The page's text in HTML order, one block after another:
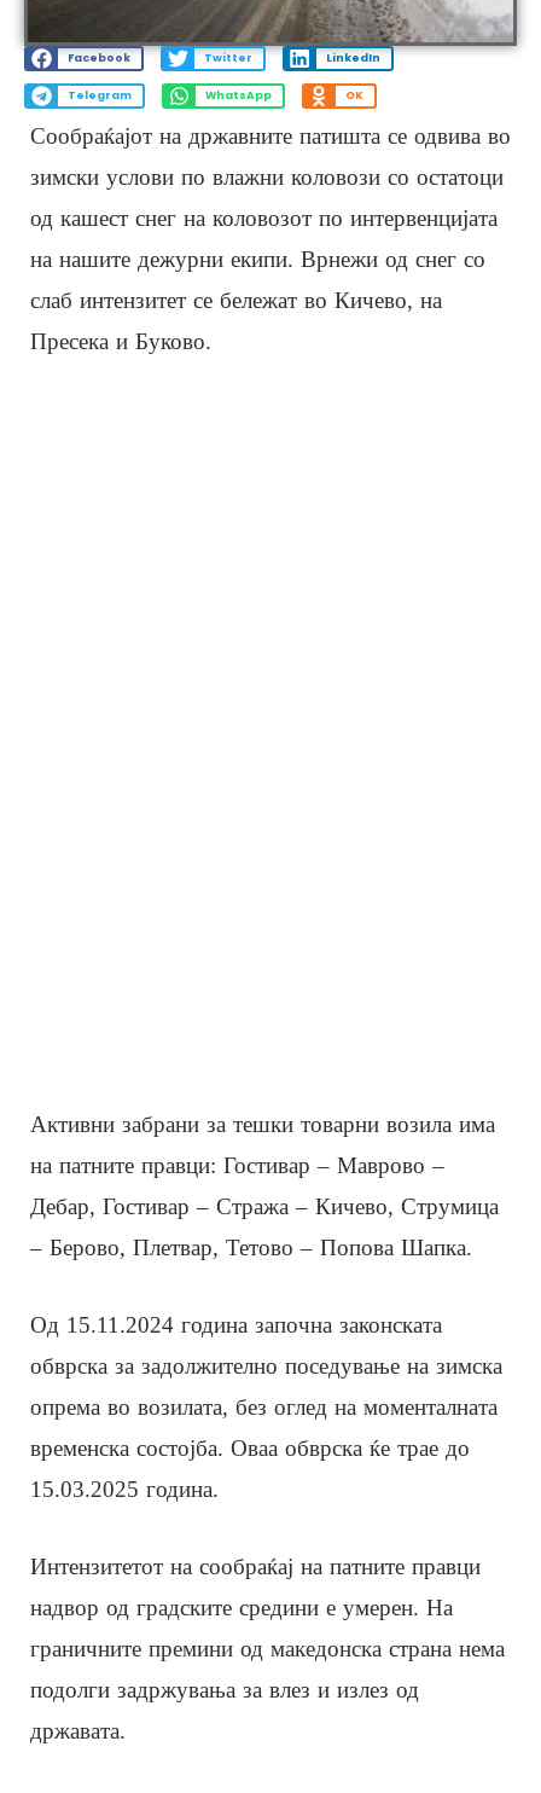
Facebook Twitter LinkedIn
Telegram WhatsApp OK
Сообраќајот на државните патишта се одвива во
зимски услови по влажни коловози со остатоци
од кашест снег на коловозот по интервенцијата
на нашите дежурни екипи. Врнежи од снег со
слаб интензитет се бележат во Кичево, на
Пресека и Буково.
Активни забрани за тешки товарни возила има
на патните правци: Гостивар – Маврово –
Дебар, Гостивар – Стража – Кичево, Струмица
– Берово, Плетвар, Тетово – Попова Шапка.
Од 15.11.2024 година започна законската
обврска за задолжително поседување на зимска
опрема во возилата, без оглед на моменталната
временска состојба. Оваа обврска ќе трае до
15.03.2025 година.
Интензитетот на сообраќај на патните правци
надвор од градските средини е умерен. На
граничните премини од македонска страна нема
подолги задржувања за влез и излез од
државата.